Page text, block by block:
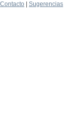
Contacto
Sugerencias